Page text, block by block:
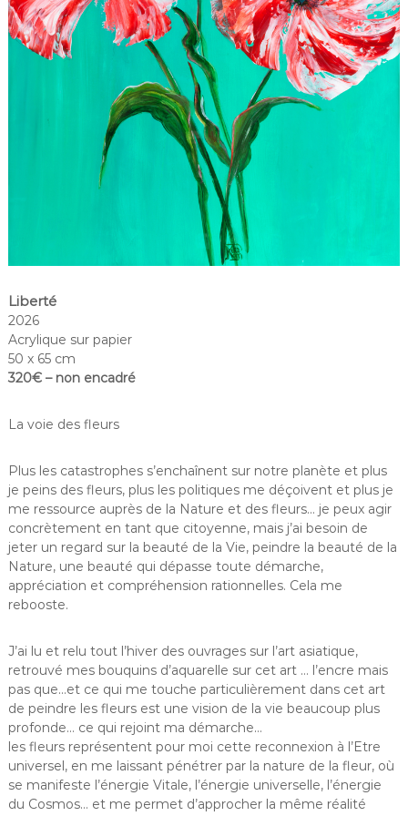
Liberté
2026
Acrylique sur papier
50 x 65 cm
320€ – non encadré
La voie des fleurs
Plus les catastrophes s’enchaînent sur notre planète et plus
je peins des fleurs, plus les politiques me déçoivent et plus je
me ressource auprès de la Nature et des fleurs… je peux agir
concrètement en tant que citoyenne, mais j’ai besoin de
jeter un regard sur la beauté de la Vie, peindre la beauté de la
Nature, une beauté qui dépasse toute démarche,
appréciation et compréhension rationnelles. Cela me
rebooste.
J’ai lu et relu tout l’hiver des ouvrages sur l’art asiatique,
retrouvé mes bouquins d’aquarelle sur cet art … l’encre mais
pas que…et ce qui me touche particulièrement dans cet art
de peindre les fleurs est une vision de la vie beaucoup plus
profonde… ce qui rejoint ma démarche…
les fleurs représentent pour moi cette reconnexion à l’Etre
universel, en me laissant pénétrer par la nature de la fleur, où
se manifeste l’énergie Vitale, l’énergie universelle, l’énergie
du Cosmos… et me permet d’approcher la même réalité